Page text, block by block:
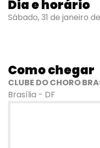
Dia e horário
Sábado, 31 de janeiro
Como chegar
CLUBE DO CHORO
Brasília - DF